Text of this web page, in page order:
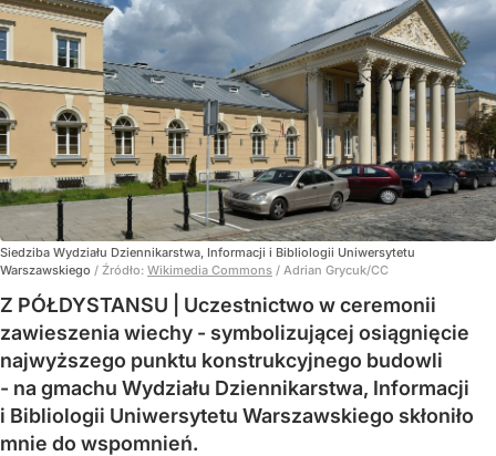
Siedziba Wydziału Dziennikarstwa, Informacji i Bibliologii Uniwersytetu
Warszawskiego / Źródło: Wikimedia Commons / Adrian Grycuk/CC
Z PÓŁDYSTANSU | Uczestnictwo w ceremonii
zawieszenia wiechy - symbolizującej osiągnięcie
najwyższego punktu konstrukcyjnego budowli
- na gmachu Wydziału Dziennikarstwa, Informacji
i Bibliologii Uniwersytetu Warszawskiego skłoniło
mnie do wspomnień.